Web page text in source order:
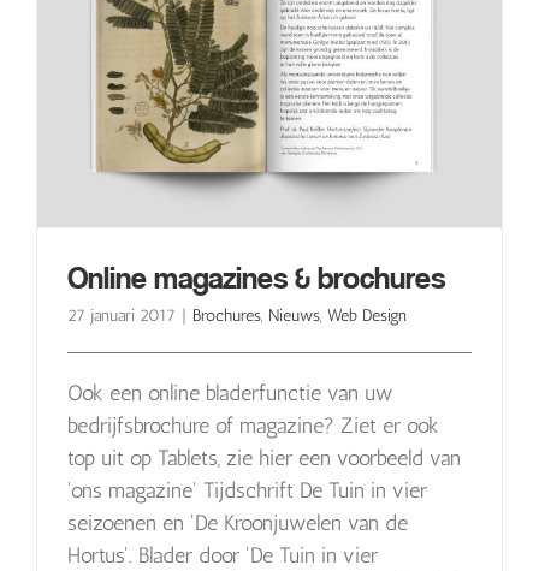
Online magazines & brochures
27 januari 2017 | Brochures, Nieuws, Web Design
Ook een online bladerfunctie van uw
bedrijfsbrochure of magazine? Ziet er ook
top uit op Tablets, zie hier een voorbeeld van
'ons magazine' Tijdschrift De Tuin in vier
seizoenen en 'De Kroonjuwelen van de
Hortus'. Blader door 'De Tuin in vier